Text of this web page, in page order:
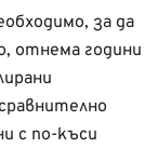
за да
отнема години
с по-къси